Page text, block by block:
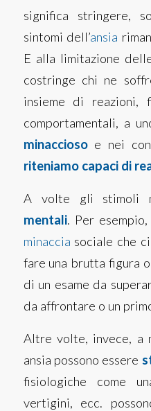
significa stringere,
sintomi dell’ansia
E alla limitazione
costringe chi ne
insieme di reazioni,
comportamentali, a
minacciosoe nei
riteniamo capaci di
A volte gli stimoli
mentali. Per
minaccia sociale che
fare una brutta figura
di un esame da
da affrontare o un
Altre volte, invece, a
ansia possono essere
fisiologiche come
vertigini, ecc.